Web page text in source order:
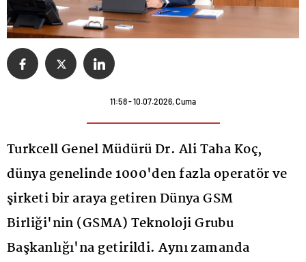
11:58 - 10.07.2026, Cuma
Turkcell Genel Müdürü Dr. Ali Taha Koç,
dünya genelinde 1000'den fazla operatör ve
şirketi bir araya getiren Dünya GSM
Birliği'nin (GSMA) Teknoloji Grubu
Başkanlığı'na getirildi. Aynı zamanda